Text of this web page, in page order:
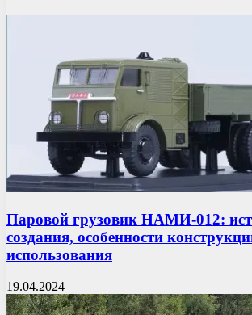
Паровой грузовик НАМИ-012:
создания, особенности
использования
19.04.2024